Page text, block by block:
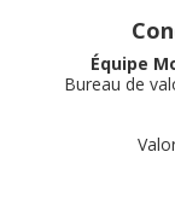
Équipe
Bureau de